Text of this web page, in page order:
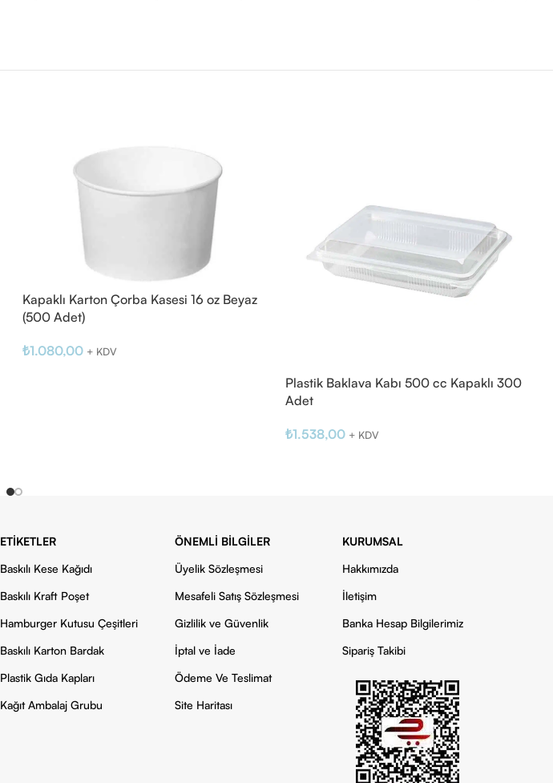
Kapaklı Karton Çorba Kasesi 16 oz Beyaz
(500 Adet)
₺1.080,00 + KDV
Plastik Baklava Kabı 500 cc Kapaklı 300
Adet
₺1.538,00 + KDV
ETIKETLER
Baskılı Kese Kağıdı
Baskılı Kraft Poşet
Hamburger Kutusu Çeşitleri
Baskılı Karton Bardak
Plastik Gıda Kapları
Kağıt Ambalaj Grubu
ÖNEMLI BILGILER
Üyelik Sözleşmesi
Mesafeli Satış Sözleşmesi
Gizlilik ve Güvenlik
İptal ve İade
Ödeme Ve Teslimat
Site Haritası
KURUMSAL
Hakkımızda
İletişim
Banka Hesap Bilgilerimiz
Sipariş Takibi